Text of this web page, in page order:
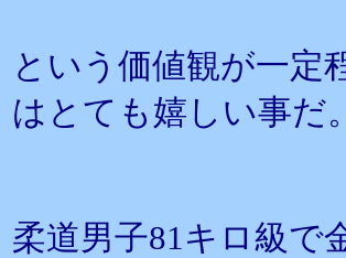
という価値観が一定
はとても嬉しい事だ。
柔道男子81キロ級で